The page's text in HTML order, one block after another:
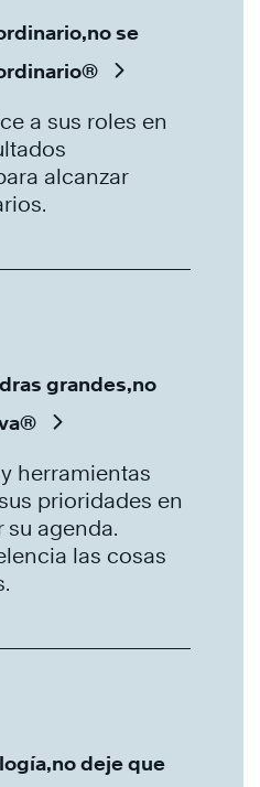
se
a sus roles en
alcanzar
grandes,no
herramientas
prioridades en
su agenda.
las cosas
deje que